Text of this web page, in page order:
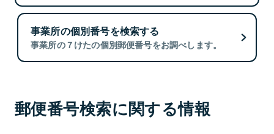
事業所の個別番号を検索する
事業所の７けたの個別郵便番号をお調べします。
郵便番号検索に関する情報